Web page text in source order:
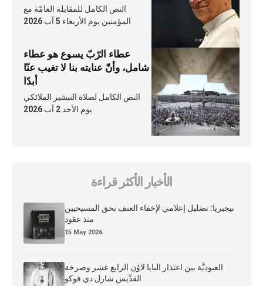
النص الكامل للمقابلة العامّة مع
المؤمنين يوم الأربعاء 5 آب 2026
عطاء الرّبّ يسوع هو عطاء
شامل، وأنّ عنايته بنا لا تغيب عنّا
أبدًا
النص الكامل لصلاة التبشير الملائكي
يوم الأحد 2 آب 2026
الأخبار الأكثر قراءة
نيجيريا: تضليل إعلامي لإخفاء العنف بحق المسيحيين
منذ عقود
15 May 2026
العبوديَّة بين اعتذار البابا لاوُن الرابع عشر وصرخة
القدِّيس شارل دي فوكو